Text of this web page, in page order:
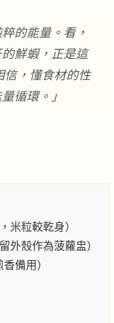
的能量。看，
鮮蝦，正是這
信，懂食材的性
循環。」
米粒較乾身）
外殼作為菠蘿盅）
備用）